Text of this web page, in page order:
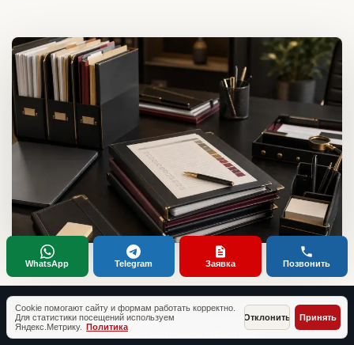
ТИПОВЫЕ СИТУАЦИИ КЛИЕНТОВ
Cookie помогают сайту и формам работать корректно.
Для статистики посещений используем
Яндекс.Метрику. Политика
Отклонить Принять
WhatsApp Telegram Заявка Позвонить